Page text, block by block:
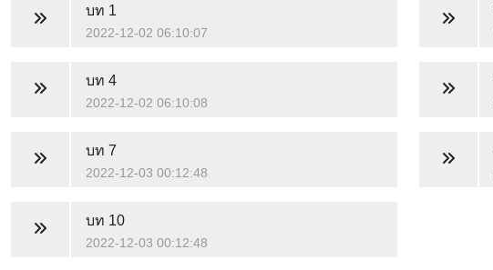
บท 1
2022-12-02 06:10:07
บท 4
2022-12-02 06:10:08
บท 7
2022-12-03 00:12:48
บท 10
2022-12-03 00:12:48